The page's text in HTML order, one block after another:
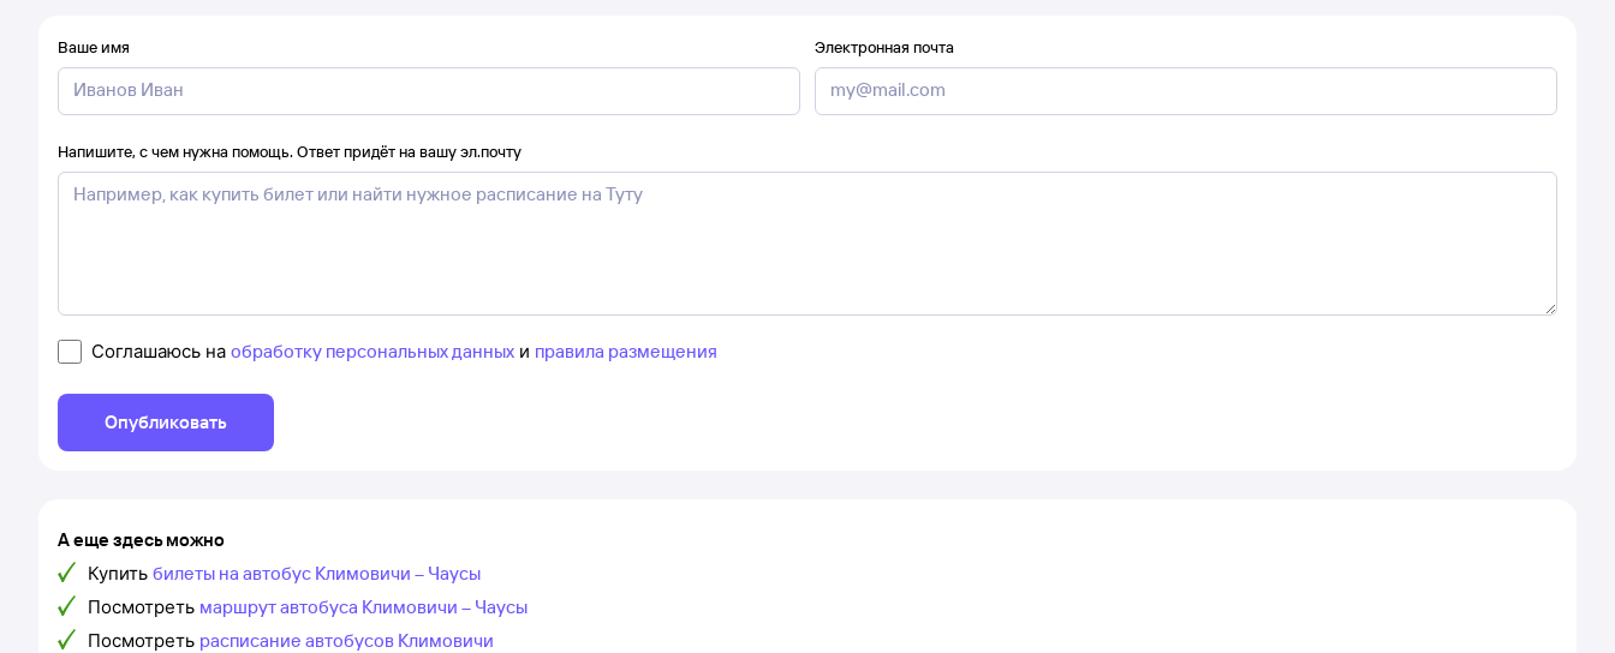
Ваше имя Электронная почта
Напишите, с чем нужна помощь. Ответ придёт на вашу эл.почту
Соглашаюсь на обработку персональных данных и правила размещения
Опубликовать
А еще здесь можно
Купить билеты на автобус Климовичи – Чаусы
Посмотреть маршрут автобуса Климовичи – Чаусы
Посмотреть расписание автобусов Климовичи